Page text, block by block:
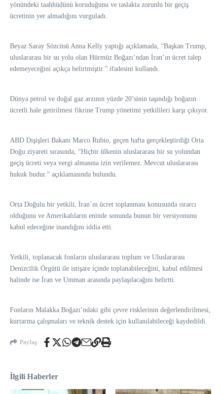
yönündeki taahhüdünü koruduğunu ve taslakta zorunlu bir geçiş
ücretinin yer almadığını vurguladı.
Beyaz Saray Sözcüsü Anna Kelly yaptığı açıklamada, “Başkan Trump,
uluslararası bir su yolu olan Hürmüz Boğazı’ndan İran’ın ücret talep
edemeyeceğini açıkça belirtmiştir.” ifadesini kullandı.
Dünya petrol ve doğal gaz arzının yüzde 20’sinin taşındığı boğazın
ücretli hale getirilmesi fikrine Trump yönetimi yetkilileri karşı çıkıyor.
ABD Dışişleri Bakanı Marco Rubio, geçen hafta gerçekleştirdiği Orta
Doğu ziyareti sırasında, “Hiçbir ülkenin uluslararası bir su yolundan
geçiş ücreti veya vergi almasına izin verilemez. Mevcut uluslararası
hukuk budur.” açıklamasında bulundu.
Orta Doğulu bir yetkili, İran’ın ücret toplanması konusunda ısrarcı
olduğunu ve Amerikalıların eninde sonunda bunun bir versiyonunu
kabul edeceğine inandığını iddia etti.
Yetkili, toplanacak fonların uluslararası toplum ve Uluslararası
Denizcilik Örgütü ile istişare içinde toplanabileceğini, kabul edilmesi
halinde ise İran ve Umman arasında paylaşılacağını belirtti.
Fonların Malakka Boğazı’ndaki gibi çevre risklerinin değerlendirilmesi,
kurtarma çalışmaları ve teknik destek için kullanılabileceği kaydedildi.
Paylaş
İlgili Haberler